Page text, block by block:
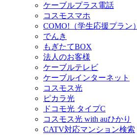
ケーブルプラス電話
コスモスマホ
COMO!（学生応援プラン）
でんき
もぎたてBOX
法人のお客様
ケーブルテレビ
ケーブルインターネット
コスモス光
ピカラ光
ドコモ光 タイプC
コスモス光 with auひかり
CATV対応マンション検索